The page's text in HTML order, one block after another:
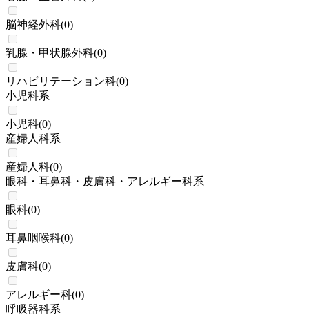
脳神経外科(0)
乳腺・甲状腺外科(0)
リハビリテーション科(0)
小児科系
小児科(0)
産婦人科系
産婦人科(0)
眼科・耳鼻科・皮膚科・アレルギー科系
眼科(0)
耳鼻咽喉科(0)
皮膚科(0)
アレルギー科(0)
呼吸器科系